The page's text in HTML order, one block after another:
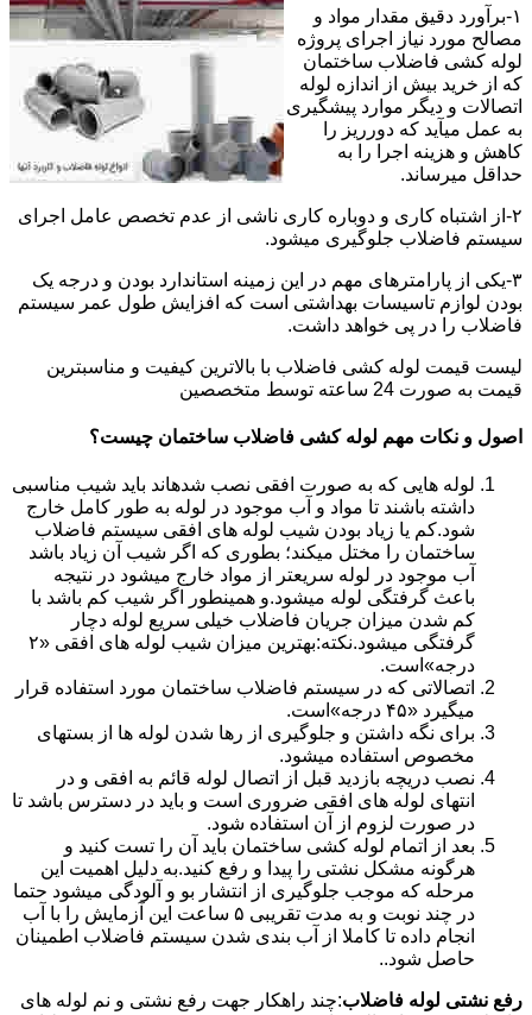
۱-برآورد دقیق مقدار مواد و
مصالح مورد نیاز اجرای پروژه
لوله کشی فاضلاب ساختمان
که از خرید بیش از اندازه لوله
اتصالات و دیگر موارد پیشگیری
به عمل میآید که دورریز را
کاهش و هزینه اجرا را به
حداقل میرساند.
۲-از اشتباه کاری و دوباره کاری ناشی از عدم تخصص عامل اجرای
سیستم فاضلاب جلوگیری میشود.
۳-یکی از پارامترهای مهم در این زمینه استاندارد بودن و درجه یک
بودن لوازم تاسیسات بهداشتی است که افزایش طول عمر سیستم
فاضلاب را در پی خواهد داشت.
لیست قیمت لوله کشی فاضلاب با بالاترین کیفیت و مناسبترین
قیمت به صورت 24 ساعته توسط متخصصین
اصول و نکات مهم لوله کشی فاضلاب ساختمان چیست؟
لوله هایی که به صورت افقی نصب شدهاند باید شیب مناسبی
داشته باشند تا مواد و آب موجود در لوله به طور کامل خارج
شود.کم یا زیاد بودن شیب لوله های افقی سیستم فاضلاب
ساختمان را مختل میکند؛ بطوری که اگر شیب آن زیاد باشد
آب موجود در لوله سریعتر از مواد خارج میشود در نتیجه
باعث گرفتگی لوله میشود.و همینطور اگر شیب کم باشد با
کم شدن میزان جریان فاضلاب خیلی سریع لوله دچار
گرفتگی میشود.نکته:بهترین میزان شیب لوله های افقی «۲
درجه»است.
اتصالاتی که در سیستم فاضلاب ساختمان مورد استفاده قرار
میگیرد «۴۵ درجه»است.
برای نگه داشتن و جلوگیری از رها شدن لوله ها از بستهای
مخصوص استفاده میشود.
نصب دریچه بازدید قبل از اتصال لوله قائم به افقی و در
انتهای لوله های افقی ضروری است و باید در دسترس باشد تا
در صورت لزوم از آن استفاده شود.
بعد از اتمام لوله کشی ساختمان باید آن را تست کنید و
هرگونه مشکل نشتی را پیدا و رفع کنید.به دلیل اهمیت این
مرحله که موجب جلوگیری از انتشار بو و آلودگی میشود حتما
در چند نوبت و به مدت تقریبی ۵ ساعت این آزمایش را با آب
انجام داده تا کاملا از آب بندی شدن سیستم فاضلاب اطمینان
حاصل شود..
رفع نشتی لوله فاضلاب:چند راهکار جهت رفع نشتی و نم لوله های